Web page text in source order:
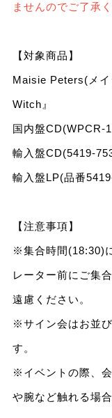
ませんのでご了承く
【対象商品】
Maisie Peters(メ
Witch』
国内盤CD(WPCR-
輸入盤CD(5419-
輸入盤LP(品番
【注意事項】
※集合時間(18:30)
レーター前にご集
遠慮ください。
※サイン会はお並
す。
※イベントの際、
や腕など触れる場